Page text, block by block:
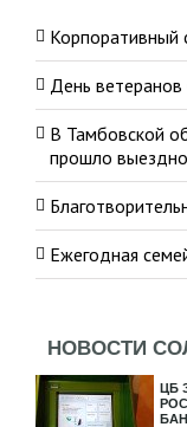
Корпоративный
День
В Тамбовской
прошло
Ежегодная
НОВОСТИ
ЦБ